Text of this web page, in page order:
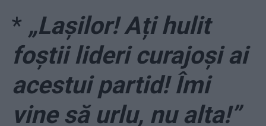
* „Lașilor! Ați hulit
foștii lideri curajoși ai
acestui partid! Îmi
vine să urlu, nu alta!”